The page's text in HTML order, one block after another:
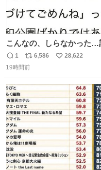
こんなの、しらなかった…
返
信
1
リ
ポ
ト
数
6,586
い
数
28,622
19時間前